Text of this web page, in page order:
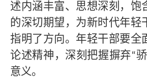
述内涵丰富、思想深刻，饱
的深切期望，为新时代年轻
指明了方向。年轻干部要全
论述精神，深刻把握摒弃“
意义。